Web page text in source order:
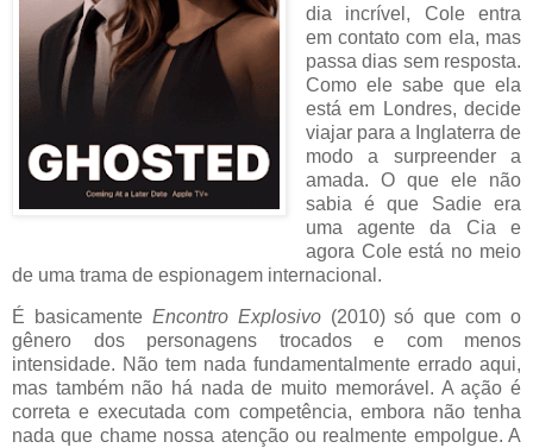
dia incrível, Cole entra
em contato com ela, mas
passa dias sem resposta.
Como ele sabe que ela
está em Londres, decide
viajar para a Inglaterra de
modo a surpreender a
amada. O que ele não
sabia é que Sadie era
uma agente da Cia e
agora Cole está no meio
de uma trama de espionagem internacional.
É basicamente Encontro Explosivo (2010) só que com o
gênero dos personagens trocados e com menos
intensidade. Não tem nada fundamentalmente errado aqui,
mas também não há nada de muito memorável. A ação é
correta e executada com competência, embora não tenha
nada que chame nossa atenção ou realmente empolgue. A